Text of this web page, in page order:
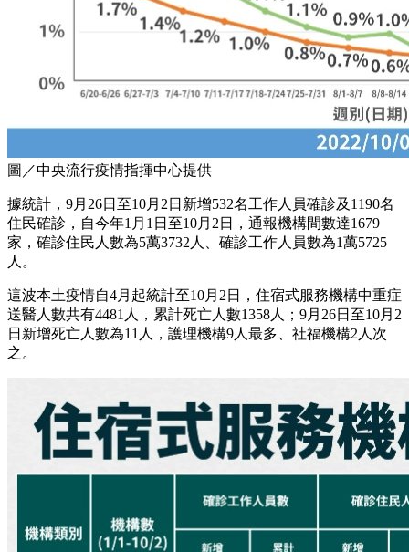
圖／中央流行疫情指揮中心提供
據統計，9月26日至10月2日新增532名工作人員確診及1190名
住民確診，自今年1月1日至10月2日，通報機構間數達1679
家，確診住民人數為5萬3732人、確診工作人員數為1萬5725
人。
這波本土疫情自4月起統計至10月2日，住宿式服務機構中重症
送醫人數共有4481人，累計死亡人數1358人；9月26日至10月2
日新增死亡人數為11人，護理機構9人最多、社福機構2人次
之。